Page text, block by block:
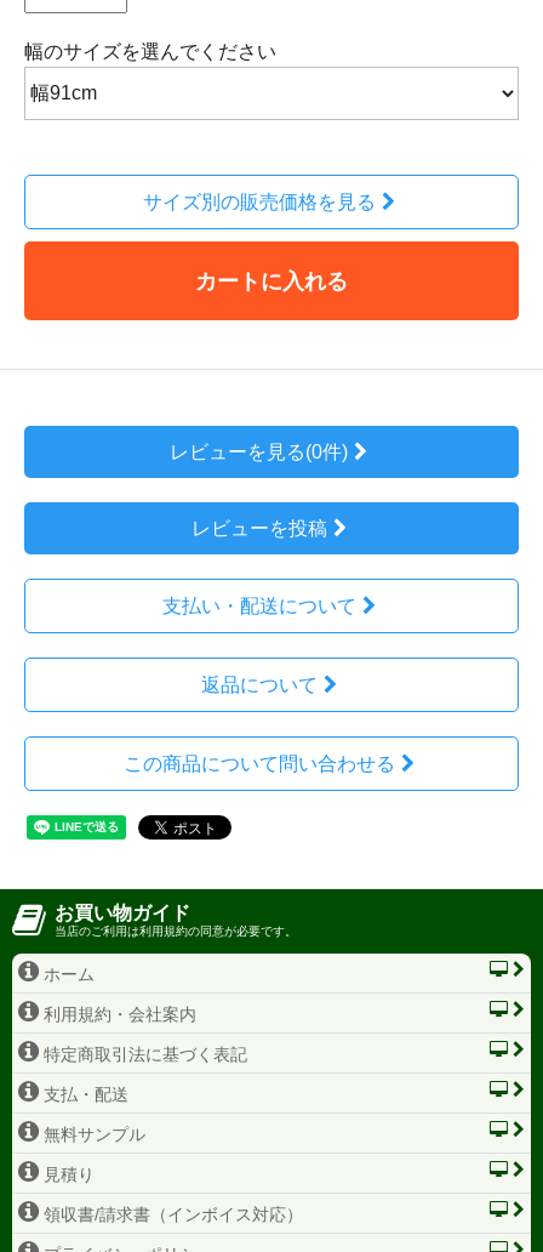
幅のサイズを選んでください
サイズ別の販売価格を見る
カートに入れる
レビューを見る(0件)
レビューを投稿
支払い・配送について
返品について
この商品について問い合わせる
お買い物ガイド
当店のご利用は利用規約の同意が必要です。
ホーム
利用規約・会社案内
特定商取引法に基づく表記
支払・配送
無料サンプル
見積り
領収書/請求書（インボイス対応）